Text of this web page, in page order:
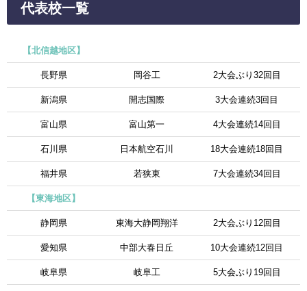
代表校一覧
【北信越地区】
長野県 岡谷工 2大会ぶり32回目
新潟県 開志国際 3大会連続3回目
富山県 富山第一 4大会連続14回目
石川県 日本航空石川 18大会連続18回目
福井県 若狭東 7大会連続34回目
【東海地区】
静岡県 東海大静岡翔洋 2大会ぶり12回目
愛知県 中部大春日丘 10大会連続12回目
岐阜県 岐阜工 5大会ぶり19回目